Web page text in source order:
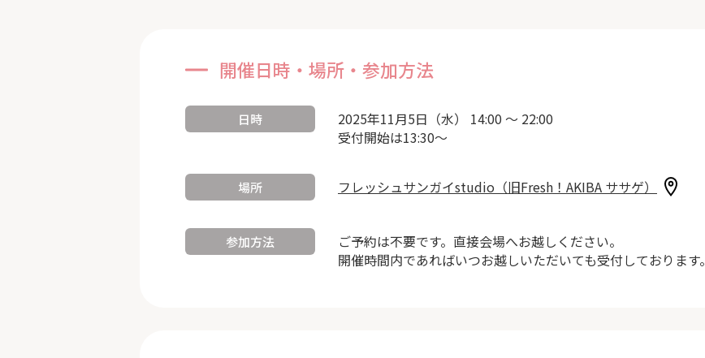
開催日時・場所・参加方法
日時
2025年11月5日（水） 14:00 ～ 22:00
受付開始は13:30～
場所 フレッシュサンガイstudio（旧Fresh！AKIBA ササゲ）
参加方法
ご予約は不要です。直接会場へお越しください。
開催時間内であればいつお越しいただいても受付しております。